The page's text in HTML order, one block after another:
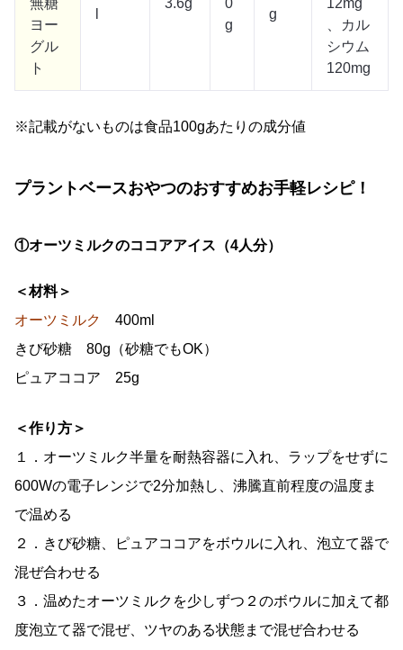
無糖
ヨー
グル
ト
3.6g
0
g
g
12mg
、カル
シウム
120mg
※記載がないものは食品100gあたりの成分値
プラントベースおやつのおすすめお手軽レシピ！
①オーツミルクのココアアイス（4人分）
＜材料＞
オーツミルク
400ml
きび砂糖 80g（砂糖でもOK）
ピュアココア 25g
＜作り方＞
１．オーツミルク半量を耐熱容器に入れ、ラップをせずに
600Wの電子レンジで2分加熱し、沸騰直前程度の温度ま
で温める
２．きび砂糖、ピュアココアをボウルに入れ、泡立て器で
混ぜ合わせる
３．温めたオーツミルクを少しずつ２のボウルに加えて都
度泡立て器で混ぜ、ツヤのある状態まで混ぜ合わせる